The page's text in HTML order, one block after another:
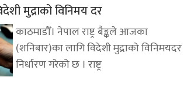
मुद्राको विनिमय दर
काठमाडौँ। नेपाल राष्ट्र बैङ्कले आजका
(शनिबार)का लागि विदेशी मुद्राको विनिमयदर
निर्धारण गरेको छ । राष्ट्र